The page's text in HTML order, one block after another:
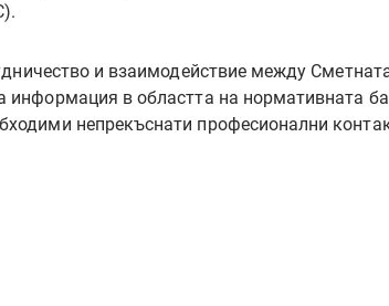
и взаимодействие между
в областта на нормативната
непрекъснати професионални